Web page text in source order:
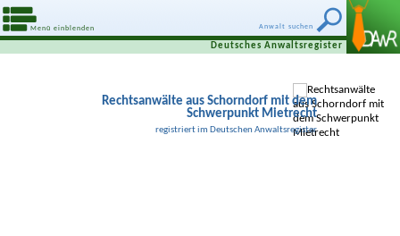
Anwalt suchen
Menü einblenden
Deutsches Anwaltsregister
Rechtsanwälte aus Schorndorf mit dem
Schwerpunkt Mietrecht
registriert im Deutschen Anwaltsregister